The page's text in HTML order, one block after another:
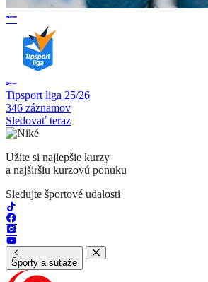
Tipsport liga 25/26
346 záznamov
Sledovať teraz
Užite si najlepšie kurzy
a najširšiu kurzovú ponuku
Sledujte športové udalosti
Športy a suťaže